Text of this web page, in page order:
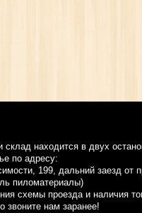
находится в двух
по адресу:
199, дальний заезд от
пиломатериалы)
схемы проезда и наличия
звоните нам заранее!